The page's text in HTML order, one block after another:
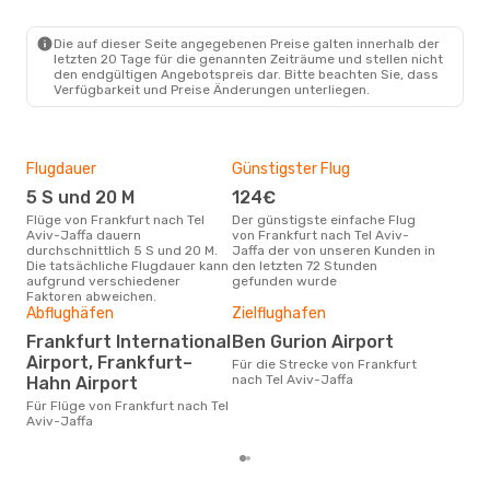
1 Zwischenstopp
TLV- FRA
Die auf dieser Seite angegebenen Preise galten innerhalb der
letzten 20 Tage für die genannten Zeiträume und stellen nicht
den endgültigen Angebotspreis dar. Bitte beachten Sie, dass
Verfügbarkeit und Preise Änderungen unterliegen.
Flugdauer
5 S und 20 M
Flüge von Frankfurt nach Tel
Aviv-Jaffa dauern
durchschnittlich 5 S und 20 M.
Die tatsächliche Flugdauer kann
aufgrund verschiedener
Faktoren abweichen.
Günstigster Flug
124€
Der günstigste einfache Flug
von Frankfurt nach Tel Aviv-
Jaffa der von unseren Kunden in
den letzten 72 Stunden
gefunden wurde
Abflughäfen
Frankfurt International
Airport, Frankfurt–
Hahn Airport
Für Flüge von Frankfurt nach Tel
Aviv-Jaffa
Zielflughafen
Ben Gurion Airport
Für die Strecke von Frankfurt
nach Tel Aviv-Jaffa